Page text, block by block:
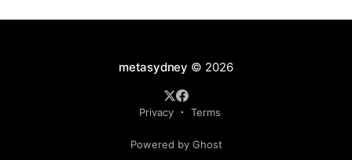
metasydney © 2026
Privacy Terms
Powered by Ghost